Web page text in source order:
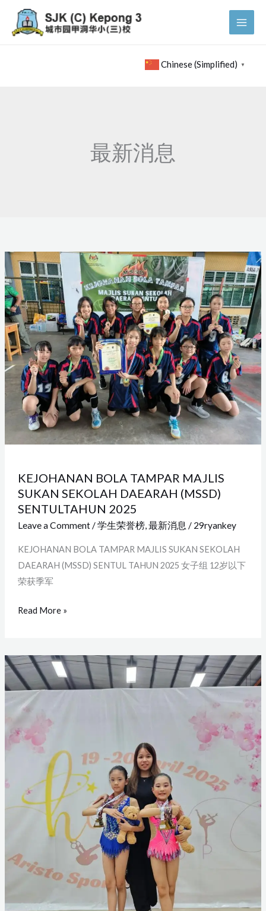
content
Chinese (Simplified) ▼
最新消息
KEJOHANAN BOLA TAMPAR MAJLIS
SUKAN SEKOLAH DAEARAH (MSSD)
SENTULTAHUN 2025
Leave a Comment/学生荣誉榜,最新消息 / 29ryankey
KEJOHANAN BOLA TAMPAR MAJLIS SUKAN SEKOLAH
DAEARAH (MSSD) SENTUL TAHUN 2025 女子组 12岁以下
荣获季军
KEJOHANAN
BOLA
TAMPAR
MAJLIS
SUKAN
SEKOLAH
DAEARAH
(MSSD)
SENTULTAHUN
2025
Read More »
韵
律
操
比
赛
Hope
NGO
KEBANGSAAN
)